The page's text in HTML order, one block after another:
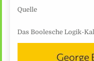
Quelle
Das Boolesche Logik-